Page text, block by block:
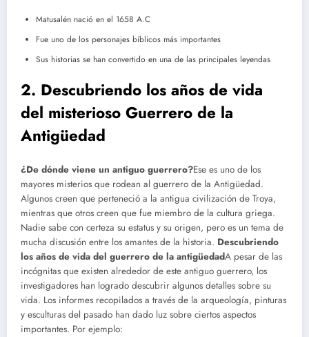
Matusalén nació en el 1658 A.C
Fue uno de los personajes bíblicos más importantes
Sus historias se han convertido en una de las principales leyendas
2. Descubriendo los años de vida
del misterioso Guerrero de la
Antigüedad
¿De dónde viene un antiguo guerrero?Ese es uno de los
mayores misterios que rodean al guerrero de la Antigüedad.
Algunos creen que perteneció a la antigua civilización de Troya,
mientras que otros creen que fue miembro de la cultura griega.
Nadie sabe con certeza su estatus y su origen, pero es un tema de
mucha discusión entre los amantes de la historia. Descubriendo
los años de vida del guerrero de la antigüedadA pesar de las
incógnitas que existen alrededor de este antiguo guerrero, los
investigadores han logrado descubrir algunos detalles sobre su
vida. Los informes recopilados a través de la arqueología, pinturas
y esculturas del pasado han dado luz sobre ciertos aspectos
importantes. Por ejemplo: